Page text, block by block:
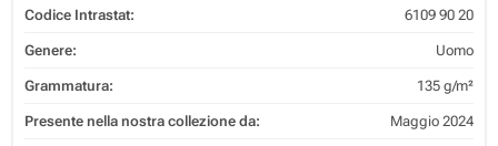
Codice Intrastat: 6109 90 20
Genere: Uomo
Grammatura: 135 g/m²
Presente nella nostra collezione da: Maggio 2024